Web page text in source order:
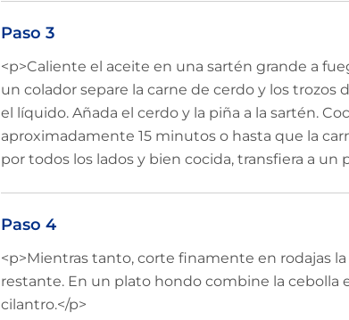
Paso 3
<p>Caliente el aceite en una sartén grande a
un colador separe la carne de cerdo y los trozos
el líquido. Añada el cerdo y la piña a la sartén.
aproximadamente 15 minutos o hasta que la
por todos los lados y bien cocida, transfiera a un
Paso 4
<p>Mientras tanto, corte finamente en rodajas
restante. En un plato hondo combine la cebolla
cilantro.</p>